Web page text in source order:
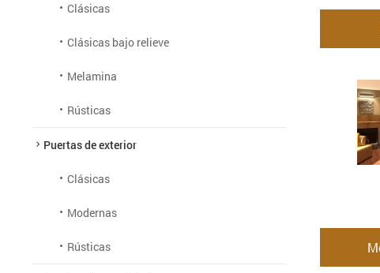
Clásicas
Clásicas bajo relieve
Melamina
Rústicas
Puertas de exterior
Clásicas
Modernas
Rústicas